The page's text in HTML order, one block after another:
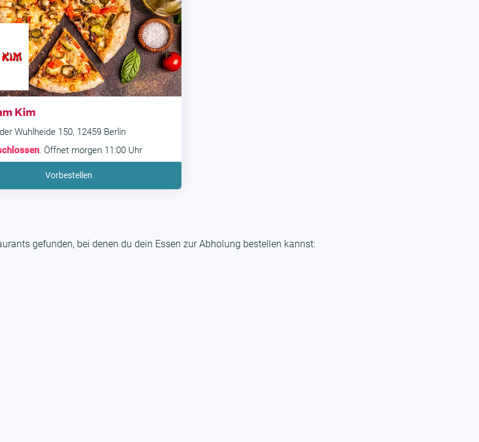
Kim
Wuhlheide 150, 12459 Berlin
. Öffnet morgen 11:00 Uhr
Vorbestellen
gefunden, bei denen du dein Essen zur Abholung bestellen kannst: